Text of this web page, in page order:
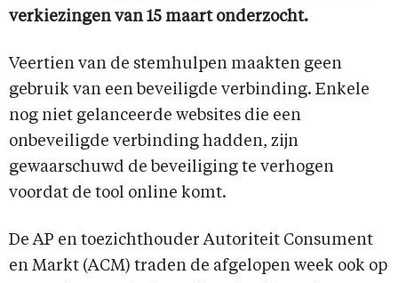
verkiezingen van 15 maart onderzocht.
Veertien van de stemhulpen maakten geen
gebruik van een beveiligde verbinding. Enkele
nog niet gelanceerde websites die een
onbeveiligde verbinding hadden, zijn
gewaarschuwd de beveiliging te verhogen
voordat de tool online komt.
De AP en toezichthouder Autoriteit Consument
en Markt (ACM) traden de afgelopen week ook op